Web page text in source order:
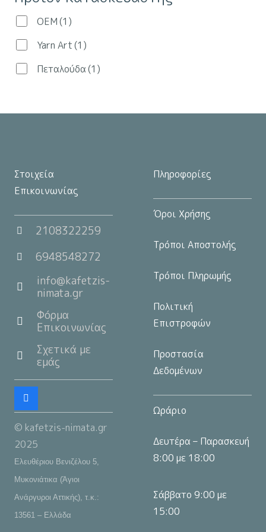
του
OEM(1)
Yarn Art(1)
Πεταλούδα(1)
Στοιχεία
Επικοινωνίας
2108322259
6948548272
info@kafetzis-
nimata.gr
Φόρμα
Επικοινωνίας
Σχετικά με
εμάς
© kafetzis-nimata.gr
2025
Ελευθέριου Βενιζέλου 5,
Μυκονιάτικα (Άγιοι
Ανάργυροι Αττικής), τ.κ.:
13561 – Ελλάδα
Πληροφορίες
Όροι Χρήσης
Τρόποι Αποστολής
Τρόποι Πληρωμής
Πολιτική
Επιστροφών
Προστασία
Δεδομένων
Ωράριο
Δευτέρα – Παρασκευή
8:00 με 18:00
Σάββατο 9:00 με
15:00